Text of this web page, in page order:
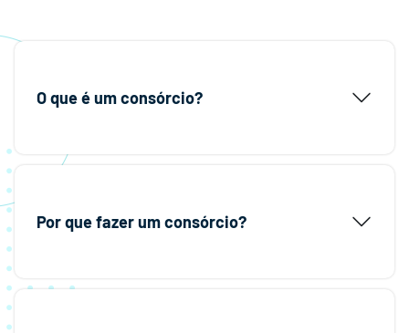
O que é um consórcio?
Por que fazer um consórcio?